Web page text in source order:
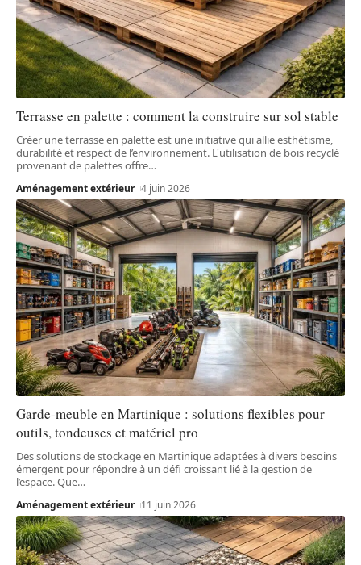
Terrasse en palette : comment la construire sur sol stable
Créer une terrasse en palette est une initiative qui allie esthétisme,
durabilité et respect de l’environnement. L'utilisation de bois recyclé
provenant de palettes offre…
Aménagement extérieur 4 juin 2026
Garde-meuble en Martinique : solutions flexibles pour
outils, tondeuses et matériel pro
Des solutions de stockage en Martinique adaptées à divers besoins
émergent pour répondre à un défi croissant lié à la gestion de
l’espace. Que…
Aménagement extérieur 11 juin 2026